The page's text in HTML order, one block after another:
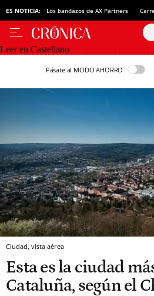
ES NOTICIA: Los bandazos de AX Partners
Leer en Castellano
Pásate al MODO AHORRO
Ciudad, vista aérea
Esta es la ciudad
Cataluña, según el